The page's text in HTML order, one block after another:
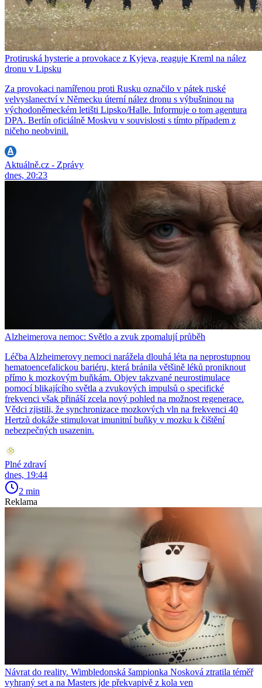
Protiruská hysterie a provokace z Kyjeva, reaguje Kreml na nález
dronu v Lipsku
Za provokaci namířenou proti Rusku označilo v pátek ruské
velvyslanectví v Německu úterní nález dronu s výbušninou na
východoněmeckém letišti Lipsko/Halle. Informuje o tom agentura
DPA. Berlín oficiálně Moskvu v souvislosti s tímto případem z
ničeho neobvinil.
Aktuálně.cz - Zprávy
dnes, 20:23
Alzheimerova nemoc: Světlo a zvuk zpomalují průběh
Léčba Alzheimerovy nemoci narážela dlouhá léta na neprostupnou
hematoencefalickou bariéru, která bránila většině léků proniknout
přímo k mozkovým buňkám. Objev takzvané neurostimulace
pomocí blikajícího světla a zvukových impulsů o specifické
frekvenci však přináší zcela nový pohled na možnost regenerace.
Vědci zjistili, že synchronizace mozkových vln na frekvenci 40
Hertzů dokáže stimulovat imunitní buňky v mozku k čištění
nebezpečných usazenin.
Plné zdraví
dnes, 19:44
2 min
Reklama
Návrat do reality. Wimbledonská šampionka Nosková ztratila téměř
vyhraný set a na Masters jde překvapivě z kola ven